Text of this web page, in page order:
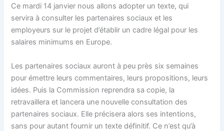
Ce mardi 14 janvier nous allons adopter un texte, qui
servira à consulter les partenaires sociaux et les
employeurs sur le projet d’établir un cadre légal pour les
salaires minimums en Europe.
Les partenaires sociaux auront à peu près six semaines
pour émettre leurs commentaires, leurs propositions, leurs
idées. Puis la Commission reprendra sa copie, la
retravaillera et lancera une nouvelle consultation des
partenaires sociaux. Elle précisera alors ses intentions,
sans pour autant fournir un texte définitif. Ce n’est qu’à